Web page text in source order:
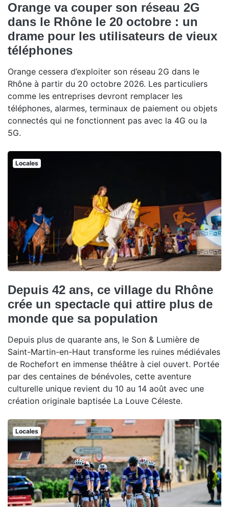
Orange va couper son réseau 2G
dans le Rhône le 20 octobre : un
drame pour les utilisateurs de vieux
téléphones
Orange cessera d’exploiter son réseau 2G dans le
Rhône à partir du 20 octobre 2026. Les particuliers
comme les entreprises devront remplacer les
téléphones, alarmes, terminaux de paiement ou objets
connectés qui ne fonctionnent pas avec la 4G ou la
5G.
Locales
Depuis 42 ans, ce village du Rhône
crée un spectacle qui attire plus de
monde que sa population
Depuis plus de quarante ans, le Son & Lumière de
Saint-Martin-en-Haut transforme les ruines médiévales
de Rochefort en immense théâtre à ciel ouvert. Portée
par des centaines de bénévoles, cette aventure
culturelle unique revient du 10 au 14 août avec une
création originale baptisée La Louve Céleste.
Locales